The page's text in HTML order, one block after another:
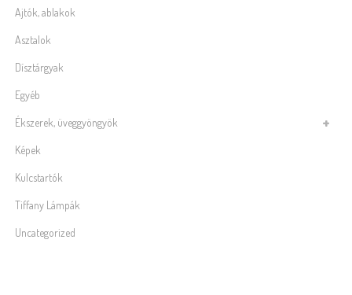
Ajtók, ablakok
Asztalok
Dísztárgyak
Egyéb
Ékszerek, üveggyöngyök
Képek
Kulcstartók
Tiffany Lámpák
Uncategorized